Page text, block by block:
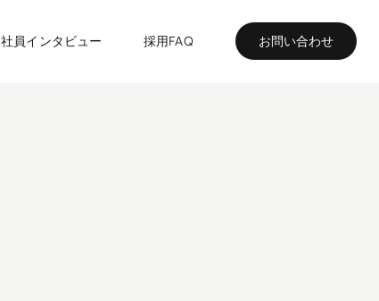
社員インタビュー 採用FAQ お問い合わせ